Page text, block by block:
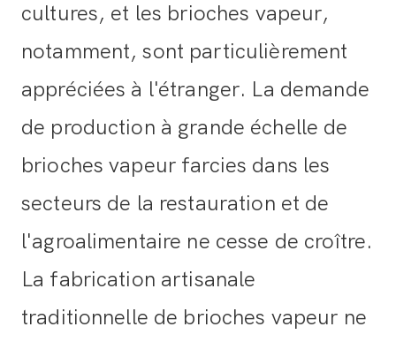
cultures, et les brioches vapeur,
notamment, sont particulièrement
appréciées à l'étranger. La demande
de production à grande échelle de
brioches vapeur farcies dans les
secteurs de la restauration et de
l'agroalimentaire ne cesse de croître.
La fabrication artisanale
traditionnelle de brioches vapeur ne